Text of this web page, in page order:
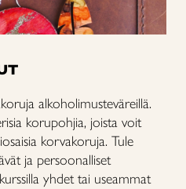
alkoholimusteväreillä.
korupohjia, joista voit
korvakoruja. Tule
ja persoonalliset
yhdet tai useammat